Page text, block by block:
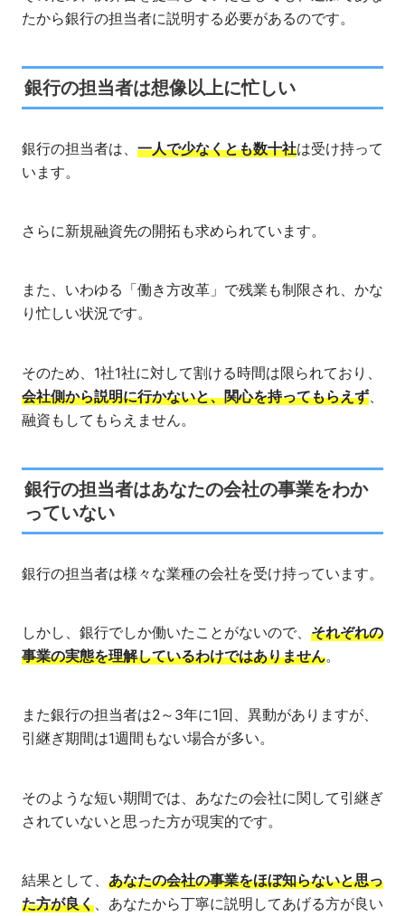
たから銀行の担当者に説明する必要があるのです。
銀行の担当者は想像以上に忙しい
銀行の担当者は、 一人で少なくとも数十社は受け持って
います。
さらに新規融資先の開拓も求められています。
また、いわゆる「働き方改革」で残業も制限され、かな
り忙しい状況です。
そのため、1社1社に対して割ける時間は限られており、
会社側から説明に行かないと、関心を持ってもらえず、
融資もしてもらえません。
銀行の担当者はあなたの会社の事業をわか
っていない
銀行の担当者は様々な業種の会社を受け持っています。
しかし、銀行でしか働いたことがないので、 それぞれの
事業の実態を理解しているわけではありません。
また銀行の担当者は2～3年に1回、異動がありますが、
引継ぎ期間は1週間もない場合が多い。
そのような短い期間では、あなたの会社に関して引継ぎ
されていないと思った方が現実的です。
結果として、 あなたの会社の事業をほぼ知らないと思っ
た方が良く、あなたから丁寧に説明してあげる方が良い